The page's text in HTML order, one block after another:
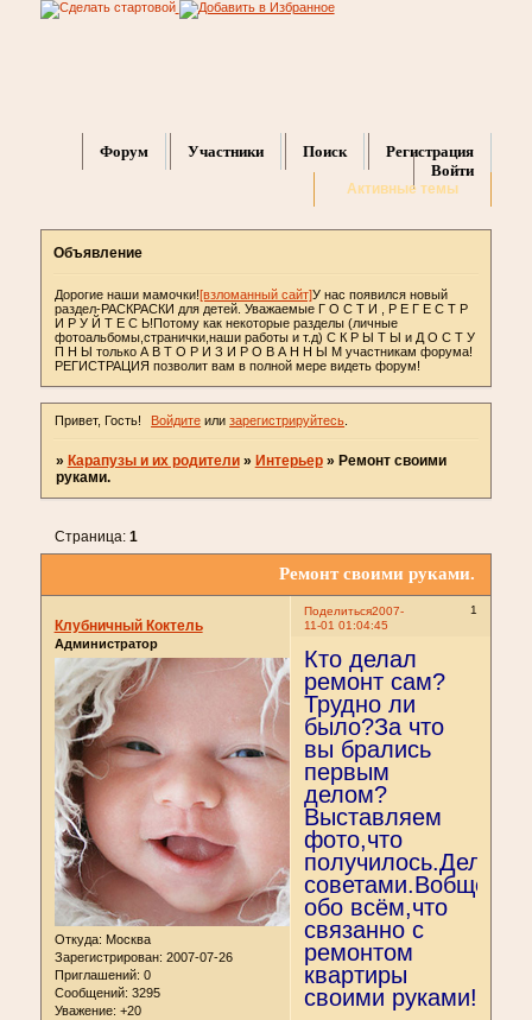
Форум Участники Поиск
Регистрация
Войти
Активные темы
Объявление
Дорогие наши мамочки![взломанный сайт]У нас появился новый
раздел-РАСКРАСКИ для детей. Уважаемые Г О С Т И , Р Е Г Е С Т Р
И Р У Й Т Е С Ь!Потому как некоторые разделы (личные
фотоальбомы,странички,наши работы и т.д) С К Р Ы Т Ы и Д О С Т У
П Н Ы только А В Т О Р И З И Р О В А Н Н Ы М участникам форума!
РЕГИСТРАЦИЯ позволит вам в полной мере видеть форум!
Привет, Гость! Войдите илизарегистрируйтесь
» Карапузы и их родители » Интерьер » Ремонт своими
руками.
Ремонт своими руками.
Страница: 1
Поделиться 1
2007-
11-01 01:04:45
Клубничный Коктель
Администратор
Откуда: Москва
Зарегистрирован: 2007-07-26
Приглашений: 0
Сообщений: 3295
Уважение: +20
Кто делал
ремонт сам?
Трудно ли
было?За что
вы брались
первым
делом?
Выставляем
фото,что
советами.Вобщем
обо всём,что
связанно с
ремонтом
квартиры
своими руками!